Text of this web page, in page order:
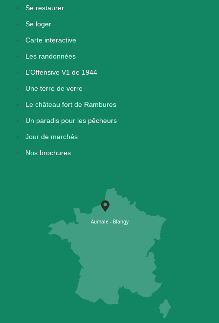
Se restaurer
Se loger
Carte interactive
Les randonnées
L’Offensive V1 de 1944
Une terre de verre
Le château fort de Rambures
Un paradis pour les pêcheurs
Jour de marchés
Nos brochures